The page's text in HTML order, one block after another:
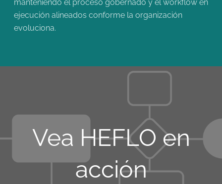
manteniendo el proceso gobernado y el workflow en
ejecución alineados conforme la organización
evoluciona.
Vea HEFLO en
acción